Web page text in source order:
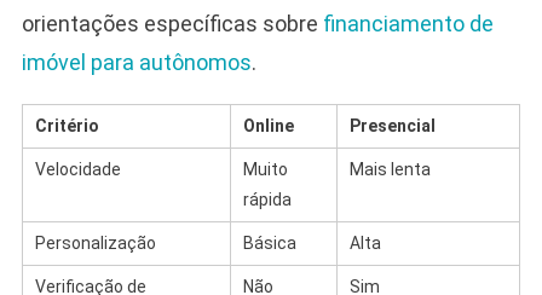
orientações específicas sobre financiamento de
imóvel para autônomos.
Critério Online Presencial
Velocidade
Muito
rápida
Mais lenta
Personalização Básica Alta
Verificação de Não Sim